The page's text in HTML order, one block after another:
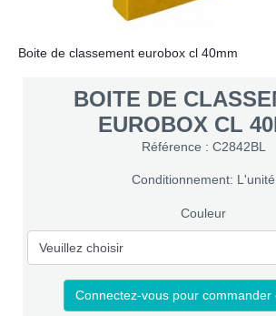
Boite de classement eurobox cl 40mm
BOITE DE
EUROBOX CL
Référence : C2842BL
Conditionnement: L'unité
Couleur
Connectez-vous pour commander